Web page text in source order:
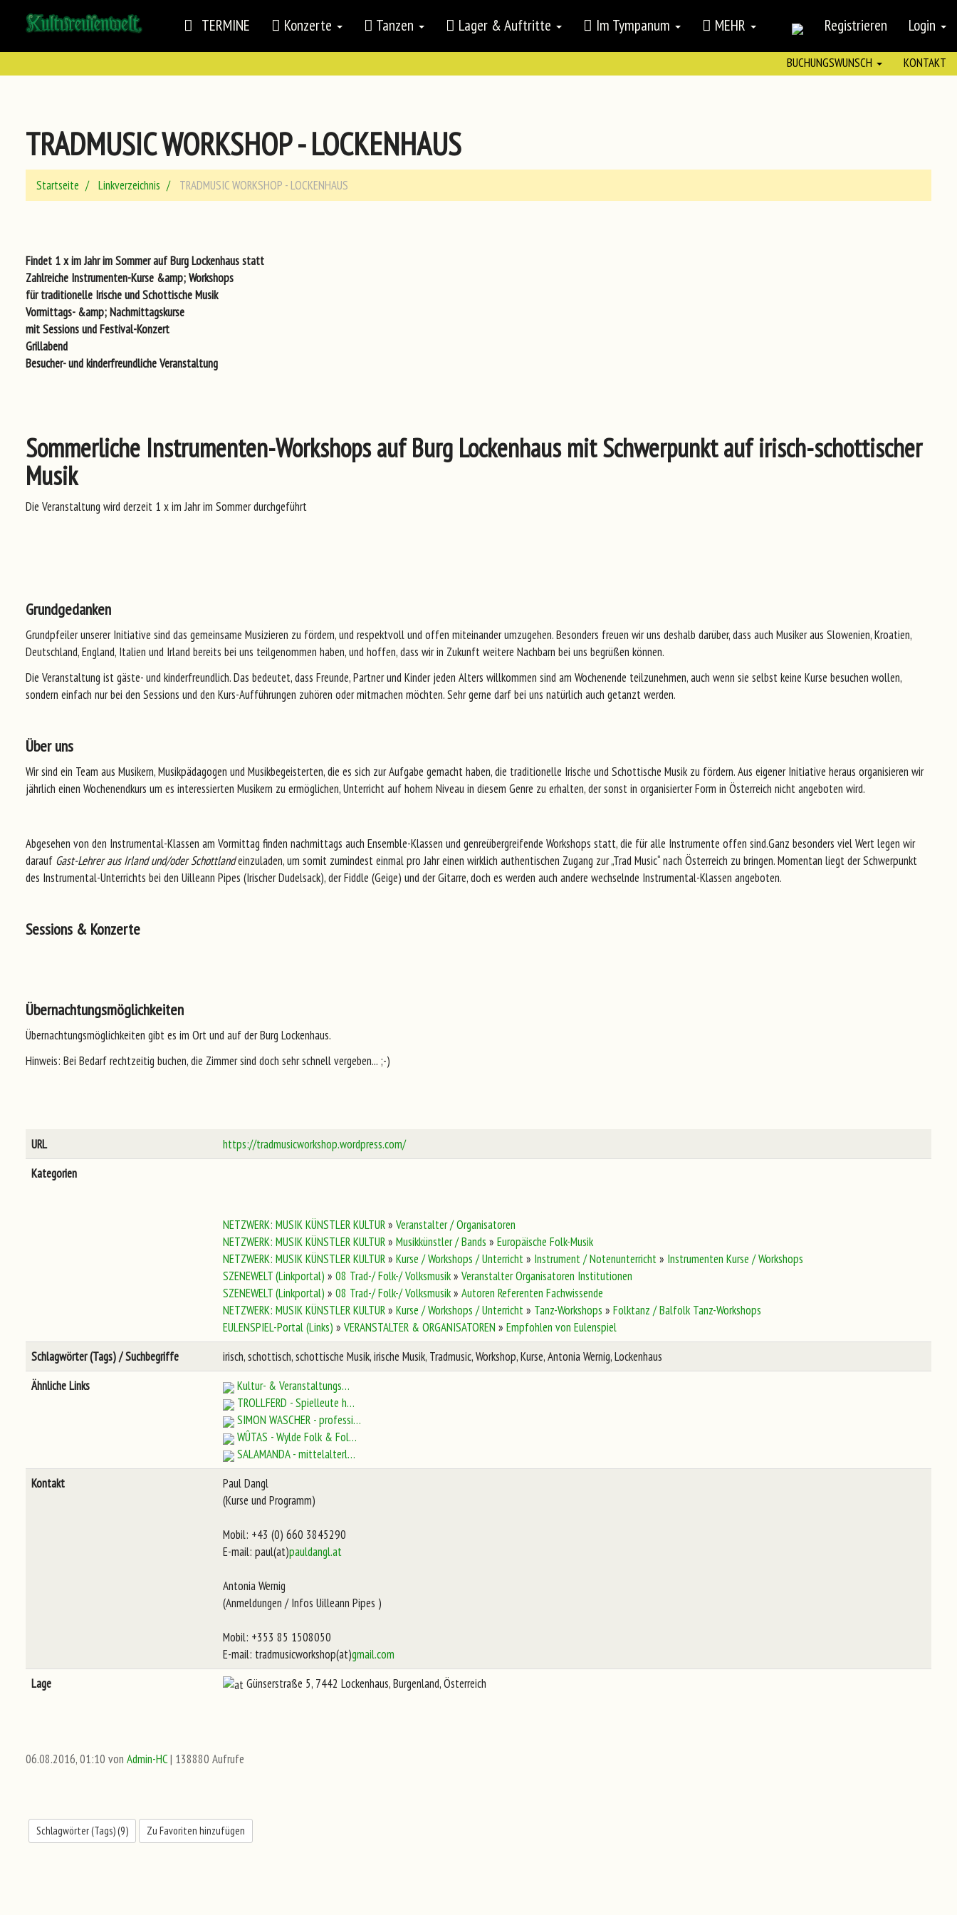
TERMINE Konzerte Tanzen Lager & Auftritte Im Tympanum MEHR Registrieren Login
BUCHUNGSWUNSCH KONTAKT
TRADMUSIC WORKSHOP - LOCKENHAUS
Startseite Linkverzeichnis TRADMUSIC WORKSHOP - LOCKENHAUS
Findet 1 x im Jahr im Sommer auf Burg Lockenhaus statt
Zahlreiche Instrumenten-Kurse &amp; Workshops
für traditionelle Irische und Schottische Musik
Vormittags- &amp; Nachmittagskurse
mit Sessions und Festival-Konzert
Grillabend
Besucher- und kinderfreundliche Veranstaltung
Sommerliche Instrumenten-Workshops auf Burg Lockenhaus mit Schwerpunkt auf irisch-schottischer
Musik
Die Veranstaltung wird derzeit 1 x im Jahr im Sommer durchgeführt
Grundgedanken
Grundpfeiler unserer Initiative sind das gemeinsame Musizieren zu fördern, und respektvoll und offen miteinander umzugehen. Besonders freuen wir uns deshalb darüber, dass auch Musiker aus Slowenien, Kroatien,
Deutschland, England, Italien und Irland bereits bei uns teilgenommen haben, und hoffen, dass wir in Zukunft weitere Nachbarn bei uns begrüßen können.
Die Veranstaltung ist gäste- und kinderfreundlich. Das bedeutet, dass Freunde, Partner und Kinder jeden Alters willkommen sind am Wochenende teilzunehmen, auch wenn sie selbst keine Kurse besuchen wollen,
sondern einfach nur bei den Sessions und den Kurs-Aufführungen zuhören oder mitmachen möchten. Sehr gerne darf bei uns natürlich auch getanzt werden.
Über uns
Wir sind ein Team aus Musikern, Musikpädagogen und Musikbegeisterten, die es sich zur Aufgabe gemacht haben, die traditionelle Irische und Schottische Musik zu fördern. Aus eigener Initiative heraus organisieren wir
jährlich einen Wochenendkurs um es interessierten Musikern zu ermöglichen, Unterricht auf hohem Niveau in diesem Genre zu erhalten, der sonst in organisierter Form in Österreich nicht angeboten wird.
Abgesehen von den Instrumental-Klassen am Vormittag finden nachmittags auch Ensemble-Klassen und genreübergreifende Workshops statt, die für alle Instrumente offen sind.Ganz besonders viel Wert legen wir
darauf Gast-Lehrer aus Irland und/oder Schottlandeinzuladen, um somit zumindest einmal pro Jahr einen wirklich authentischen Zugang zur „Trad Music“ nach Österreich zu bringen. Momentan liegt der Schwerpunkt
des Instrumental-Unterrichts bei den Uilleann Pipes (Irischer Dudelsack), der Fiddle (Geige) und der Gitarre, doch es werden auch andere wechselnde Instrumental-Klassen angeboten.
Sessions & Konzerte
Übernachtungsmöglichkeiten
Übernachtungsmöglichkeiten gibt es im Ort und auf der Burg Lockenhaus.
Hinweis: Bei Bedarf rechtzeitig buchen, die Zimmer sind doch sehr schnell vergeben... ;-)
URL
https://tradmusicworkshop.wordpress.com/
Kategorien
NETZWERK: MUSIK KÜNSTLER KULTUR» Veranstalter / Organisatoren
NETZWERK: MUSIK KÜNSTLER KULTUR» Musikkünstler / Bands » Europäische Folk-Musik
NETZWERK: MUSIK KÜNSTLER KULTUR» Kurse / Workshops / Unterricht» Instrument / Notenunterricht» Instrumenten Kurse / Workshops
SZENEWELT (Linkportal) » 08 Trad-/ Folk-/ Volksmusik» Veranstalter Organisatoren Institutionen
SZENEWELT (Linkportal) » 08 Trad-/ Folk-/ Volksmusik» Autoren Referenten Fachwissende
NETZWERK: MUSIK KÜNSTLER KULTUR» Kurse / Workshops / Unterricht» Tanz-Workshops » Folktanz / Balfolk Tanz-Workshops
EULENSPIEL-Portal (Links) » VERANSTALTER & ORGANISATOREN » Empfohlen von Eulenspiel
Schlagwörter (Tags) / Suchbegriffe
irisch, schottisch, schottische Musik, irische Musik, Tradmusic, Workshop, Kurse, Antonia Wernig, Lockenhaus
Ähnliche Links
Kultur- & Veranstaltungs…
TROLLFERD - Spielleute h…
SIMON WASCHER - professi…
WÛTAS - Wylde Folk & Fol…
SALAMANDA - mittelalterl…
Kontakt
Paul Dangl
(Kurse und Programm)
Mobil: +43 (0) 660 3845290
E-mail: paul(at)pauldangl.at
Antonia Wernig
(Anmeldungen / Infos Uilleann Pipes )
Mobil: +353 85 1508050
E-mail: tradmusicworkshop(at)gmail.com
Lage
Günserstraße 5, 7442 Lockenhaus, Burgenland, Österreich
06.08.2016, 01:10 von Admin-HC| 138880 Aufrufe
Schlagwörter (Tags) (9) Zu Favoriten hinzufügen